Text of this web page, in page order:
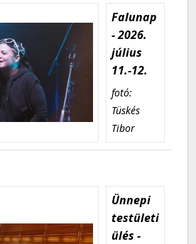
Falunap
- 2026.
július
11.-12.
fotó:
Tüskés
Tibor
Ünnepi
testületi
ülés -